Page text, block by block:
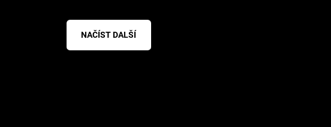
NAČÍST DALŠÍ